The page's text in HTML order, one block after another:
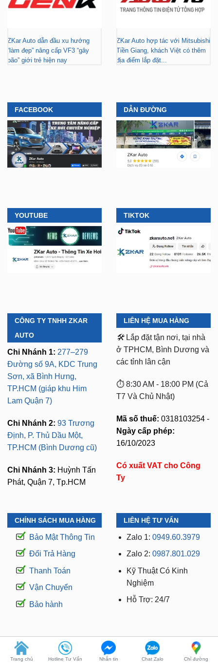
ZKar Auto dẫn đầu xu hướng
“làm đẹp” nâng cấp VF3 “gây
bão” giới trẻ hiện nay
ZKar Auto hợp tác với Mitsubishi
Tiền Giang, khách Việt có thêm
địa điểm lắp đặt...
FACEBOOK DẪN ĐƯỜNG
YOUTUBE TIKTOK
CÔNG TY TNHH ZKAR
AUTO
Chi Nhánh 1: 277–279
Đường số 9A, KDC Trung
Sơn, xã Bình Hưng,
TP.HCM (giáp khu Him
Lam Quận 7)
Chi Nhánh 2: 93 Trương
Định, P. Thủ Dầu Một,
TP.HCM (Bình Dương cũ)
Chi Nhánh 3: Huỳnh Tấn
Phát, Quận 7, Tp.HCM
LIÊN HỆ MUA HÀNG
🛠️ Lắp đặt tận nơi, tại nhà
ở TPHCM, Bình Dương và
các tỉnh lân cận
⏱️ 8:30 AM - 18:00 PM (Cả
T7 Và Chủ Nhật)
Mã số thuế: 0318103254 -
Ngày cấp phép:
16/10/2023
Có xuất VAT cho Công
Ty
CHÍNH SÁCH MUA HÀNG
Bảo Mật Thông Tin
Đổi Trả Hàng
Thanh Toán
Vận Chuyển
Bảo hành
LIÊN HỆ TƯ VẤN
Zalo 1: 0949.60.3979
Zalo 2: 0987.801.029
Kỹ Thuật Có Kinh
Nghiệm
Hỗ Trợ: 24/7
WEBSITE THUỘC THƯƠNG HIỆU ZKAR AUTO
Trang chủ Hotline Tư Vấn Nhắn tin Chat Zalo Chỉ đường